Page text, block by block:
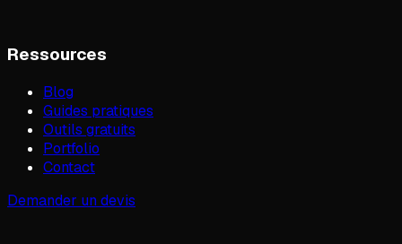
Ressources
Blog
Guides pratiques
Outils gratuits
Portfolio
Contact
Demander un devis